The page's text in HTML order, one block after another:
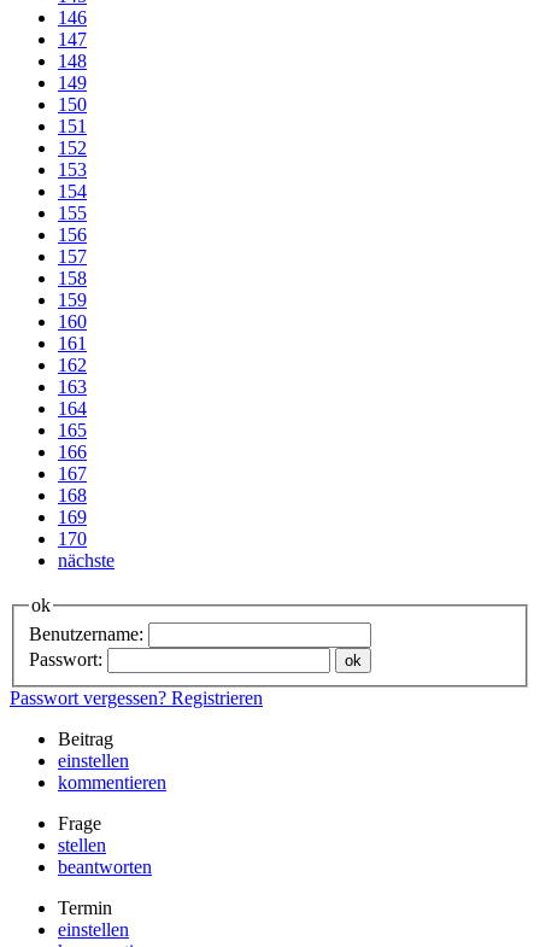
146
147
148
149
150
151
152
153
154
155
156
157
158
159
160
161
162
163
164
165
166
167
168
169
170
nächste
ok
Benutzername:
Passwort:
Passwort vergessen? Registrieren
Beitrag
einstellen
kommentieren
Frage
stellen
beantworten
Termin
einstellen